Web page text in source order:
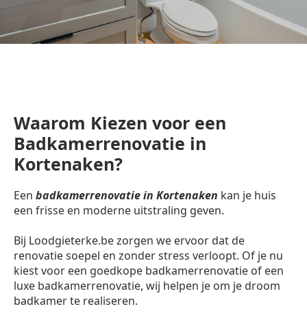
Waarom Kiezen voor een
Badkamerrenovatie in
Kortenaken?
Een badkamerrenovatie in Kortenaken kan je huis
een frisse en moderne uitstraling geven.
Bij Loodgieterke.be zorgen we ervoor dat de
renovatie soepel en zonder stress verloopt. Of je nu
kiest voor een goedkope badkamerrenovatie of een
luxe badkamerrenovatie, wij helpen je om je droom
badkamer te realiseren.